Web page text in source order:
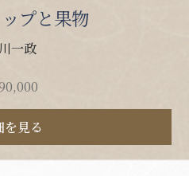
プと果物
一政
を見る